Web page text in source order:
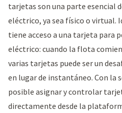
tarjetas son una parte esencial
eléctrico, ya sea físico o virtual.
tiene acceso a una tarjeta para
eléctrico: cuando la flota
varias tarjetas puede ser un
en lugar de instantáneo. Con la
posible asignar y controlar
directamente desde la